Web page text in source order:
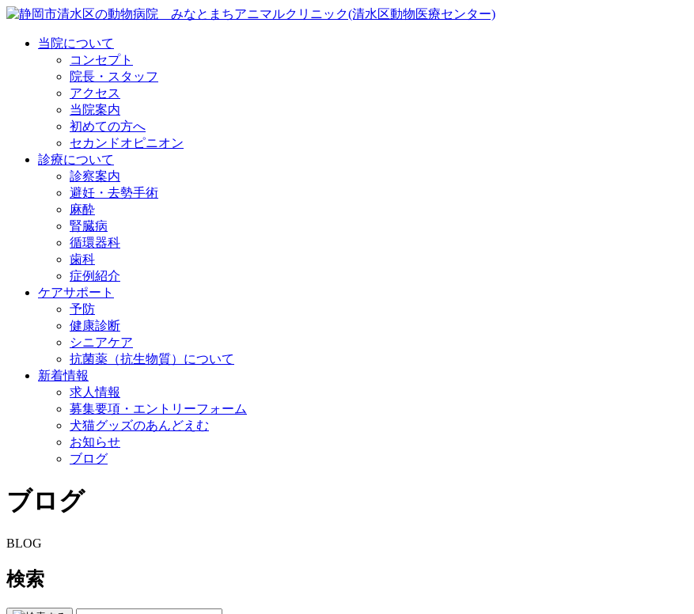
当院について
コンセプト
院長・スタッフ
アクセス
当院案内
初めての方へ
セカンドオピニオン
診療について
診察案内
避妊・去勢手術
麻酔
腎臓病
循環器科
歯科
症例紹介
ケアサポート
予防
健康診断
シニアケア
抗菌薬（抗生物質）について
新着情報
求人情報
募集要項・エントリーフォーム
犬猫グッズのあんどえむ
お知らせ
ブログ
ブログ
BLOG
検索